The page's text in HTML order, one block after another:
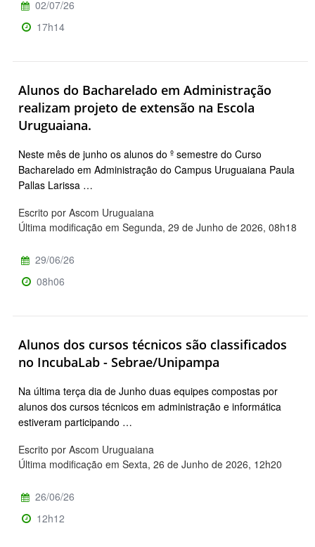
02/07/26
17h14
Alunos do Bacharelado em Administração
realizam projeto de extensão na Escola
Uruguaiana.
Neste mês de junho os alunos do º semestre do Curso
Bacharelado em Administração do Campus Uruguaiana Paula
Pallas Larissa …
Escrito por Ascom Uruguaiana
Última modificação em Segunda, 29 de Junho de 2026, 08h18
29/06/26
08h06
Alunos dos cursos técnicos são classificados
no IncubaLab - Sebrae/Unipampa
Na última terça dia de Junho duas equipes compostas por
alunos dos cursos técnicos em administração e informática
estiveram participando …
Escrito por Ascom Uruguaiana
Última modificação em Sexta, 26 de Junho de 2026, 12h20
26/06/26
12h12